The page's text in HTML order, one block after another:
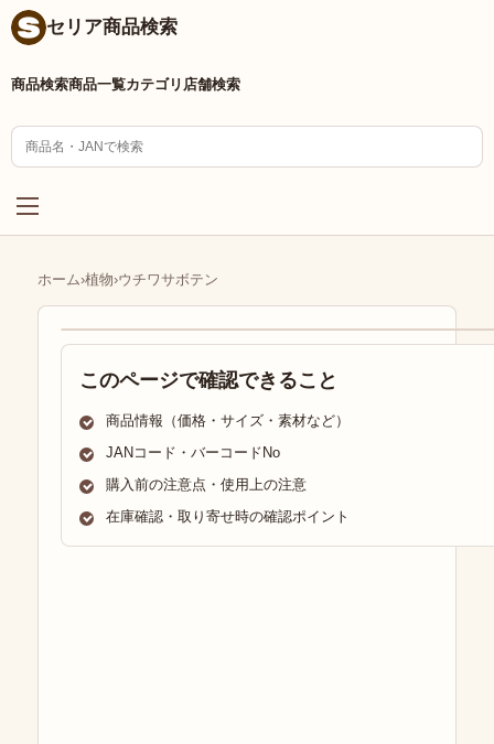
セリア商品検索
商品検索商品一覧カテゴリ 店舗検索
ホーム›植物›ウチワサボテン
このページで確認できること
商品情報（価格・サイズ・素材など）
JANコード・バーコードNo
購入前の注意点・使用上の注意
在庫確認・取り寄せ時の確認ポイント